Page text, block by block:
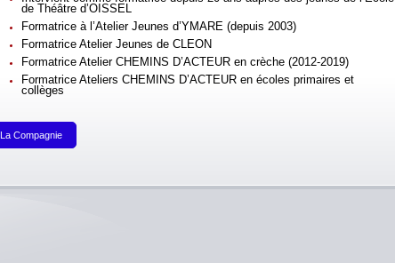
de Théâtre d’OISSEL
Formatrice à l’Atelier Jeunes d’YMARE (depuis 2003)
Formatrice Atelier Jeunes de CLEON
Formatrice Atelier CHEMINS D’ACTEUR en crèche (2012-2019)
Formatrice Ateliers CHEMINS D’ACTEUR en écoles primaires et
collèges
La Compagnie